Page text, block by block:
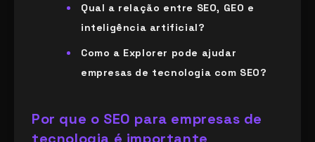
Qual a relação entre SEO, GEO e
inteligência artificial?
Como a Explorer pode ajudar
empresas de tecnologia com SEO?
Por que o SEO para empresas de